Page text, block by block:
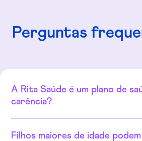
Perguntas
A Rita Saúde é um plano de
carência?
Filhos maiores de idade